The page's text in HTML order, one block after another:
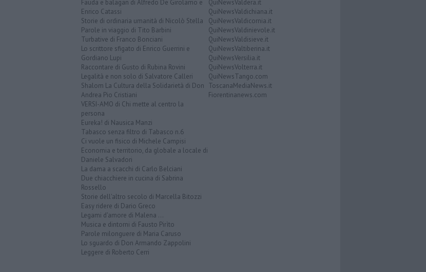
Fauda e balagan di Alfredo De Girolamo e
Enrico Catassi
Storie di ordinaria umanità di Nicolò Stella
Parole in viaggio di Tito Barbini
Turbative di Franco Bonciani
Lo scrittore sfigato di Enrico Guerrini e
Gordiano Lupi
Raccontare di Gusto di Rubina Rovini
Legalità e non solo di Salvatore Calleri
Shalom La Cultura della Solidarietà di Don
Andrea Pio Cristiani
VERSI-AMO di Chi mette al centro la
persona
Eureka! di Nausica Manzi
Tabasco senza filtro di Tabasco n.6
Ci vuole un fisico di Michele Campisi
Economia e territorio, da globale a locale di
Daniele Salvadori
La dama a scacchi di Carlo Belciani
Due chiacchiere in cucina di Sabrina
Rossello
Storie dell'altro secolo di Marcella Bitozzi
Easy ridere di Dario Greco
Legami d'amore di Malena ...
Musica e dintorni di Fausto Pirìto
Parole milonguere di Maria Caruso
Lo sguardo di Don Armando Zappolini
Leggere di Roberto Cerri
QuiNewsValdera.it
QuiNewsValdichiana.it
QuiNewsValdicornia.it
QuiNewsValdinievole.it
QuiNewsValdisieve.it
QuiNewsValtiberina.it
QuiNewsVersilia.it
QuiNewsVolterra.it
QuiNewsTango.com
ToscanaMediaNews.it
Fiorentinanews.com